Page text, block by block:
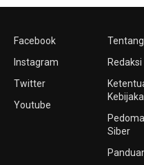
Facebook
Instagram
Twitter
Youtube
Tentang
Redaksi
Siber